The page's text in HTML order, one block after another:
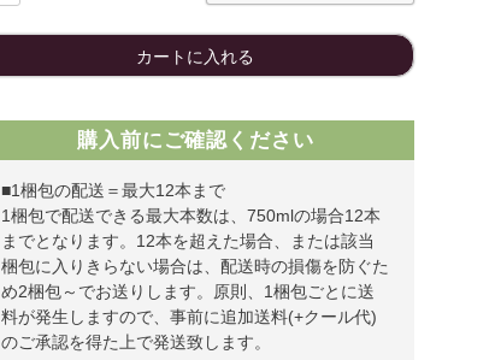
カートに入れる
購入前にご確認ください
■1梱包の配送＝最大12本まで
1梱包で配送できる最大本数は、750mlの場合12本
までとなります。12本を超えた場合、または該当
梱包に入りきらない場合は、配送時の損傷を防ぐた
め2梱包～でお送りします。原則、1梱包ごとに送
料が発生しますので、事前に追加送料(+クール代)
のご承認を得た上で発送致します。